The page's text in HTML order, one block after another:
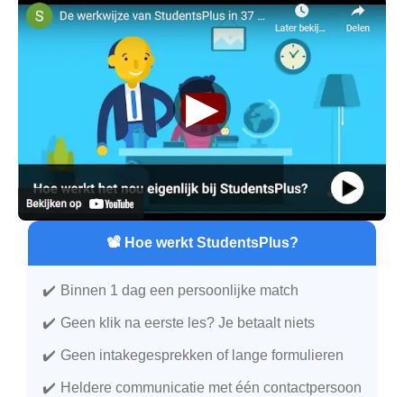
▶
📽️ Hoe werkt StudentsPlus?
Binnen 1 dag een persoonlijke match
Geen klik na eerste les? Je betaalt niets
Geen intakegesprekken of lange formulieren
Heldere communicatie met één contactpersoon